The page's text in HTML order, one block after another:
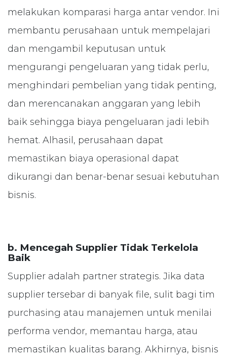
melakukan komparasi harga antar vendor. Ini
membantu perusahaan untuk mempelajari
dan mengambil keputusan untuk
mengurangi pengeluaran yang tidak perlu,
menghindari pembelian yang tidak penting,
dan merencanakan anggaran yang lebih
baik sehingga biaya pengeluaran jadi lebih
hemat. Alhasil, perusahaan dapat
memastikan biaya operasional dapat
dikurangi dan benar-benar sesuai kebutuhan
bisnis.
b. Mencegah Supplier Tidak Terkelola
Baik
Supplier adalah partner strategis. Jika data
supplier tersebar di banyak file, sulit bagi tim
purchasing atau manajemen untuk menilai
performa vendor, memantau harga, atau
memastikan kualitas barang. Akhirnya, bisnis